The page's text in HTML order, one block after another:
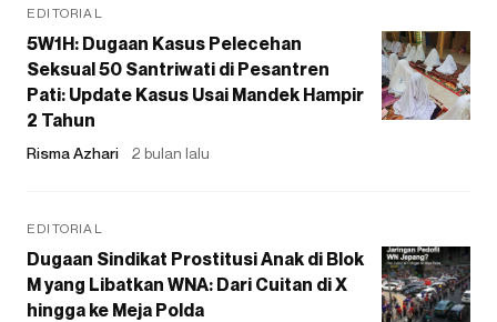
EDITORIAL
5W1H: Dugaan Kasus Pelecehan
Seksual 50 Santriwati di Pesantren
Pati: Update Kasus Usai Mandek Hampir
2 Tahun
Risma Azhari 2 bulan lalu
EDITORIAL
Dugaan Sindikat Prostitusi Anak di Blok
M yang Libatkan WNA: Dari Cuitan di X
hingga ke Meja Polda